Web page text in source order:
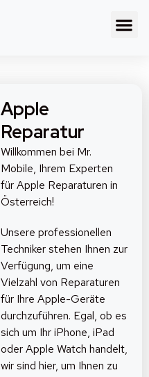
Apple
Reparatur
Willkommen bei Mr.
Mobile, Ihrem Experten
für Apple Reparaturen in
Österreich!
Unsere professionellen
Techniker stehen Ihnen zur
Verfügung, um eine
Vielzahl von Reparaturen
für Ihre Apple-Geräte
durchzuführen. Egal, ob es
sich um Ihr iPhone, iPad
oder Apple Watch handelt,
wir sind hier, um Ihnen zu